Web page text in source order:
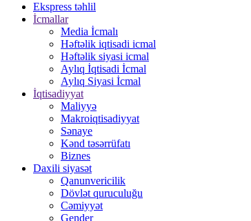
Ekspress təhlil
İcmallar
Media İcmalı
Həftəlik iqtisadi icmal
Həftəlik siyasi icmal
Aylıq İqtisadi İcmal
Aylıq Siyasi İcmal
İqtisadiyyat
Maliyyə
Makroiqtisadiyyat
Sənaye
Kənd təsərrüfatı
Biznes
Daxili siyasət
Qanunvericilik
Dövlət quruculuğu
Cəmiyyət
Gender